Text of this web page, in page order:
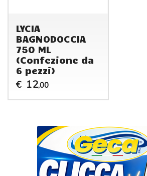
LYCIA
BAGNODOCCIA
750 ML
(Confezione da
6 pezzi)
€ 12,00